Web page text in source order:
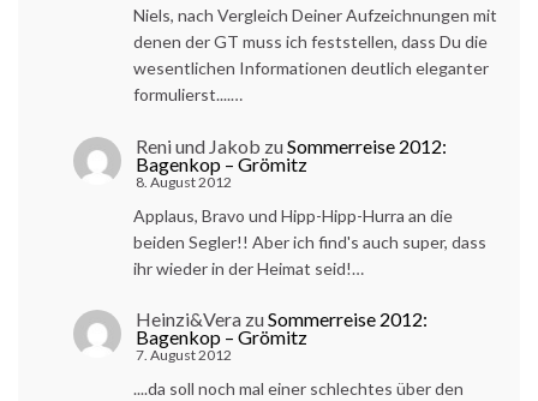
Niels, nach Vergleich Deiner Aufzeichnungen mit
denen der GT muss ich feststellen, dass Du die
wesentlichen Informationen deutlich eleganter
formulierst....…
Reni und Jakob zuSommerreise 2012:
Bagenkop – Grömitz
8. August 2012
Applaus, Bravo und Hipp-Hipp-Hurra an die
beiden Segler!! Aber ich find's auch super, dass
ihr wieder in der Heimat seid!…
Heinzi&Vera zuSommerreise 2012:
Bagenkop – Grömitz
7. August 2012
....da soll noch mal einer schlechtes über den